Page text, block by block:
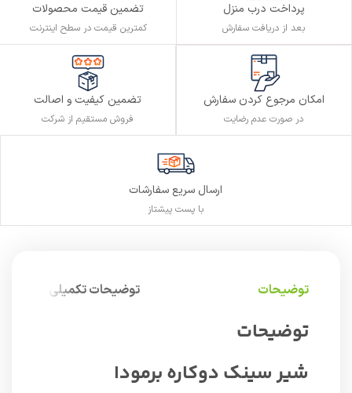
پرداخت درب منزل
بعد از دریافت سفارش
تضمین قیمت محصولات
کمترین قیمت در سطح اینترنت
امکان مرجوع کردن سفارش
در صورت عدم رضایت
تضمین کیفیت و اصالت
فروش مستقیم از شرکت
ارسال سریع سفارشات
با پست پیشتاز
توضیحات توضیحات تکمیلی
توضیحات
شیر سینک دوکاره برمودا